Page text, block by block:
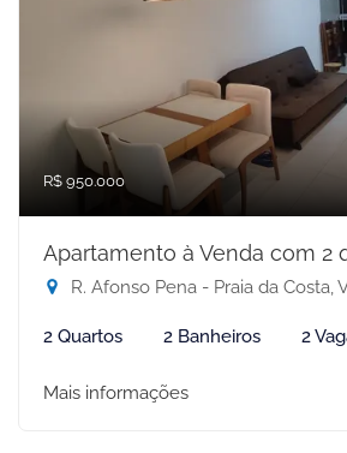
R$ 950.000
Apartamento à Venda com 2
R. Afonso Pena - Praia da Costa,
2 Quartos 2 Banheiros 2
Mais informações